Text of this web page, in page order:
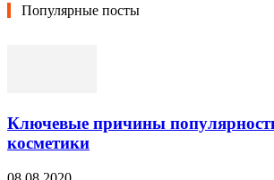
Популярные посты
Ключевые причины
косметики